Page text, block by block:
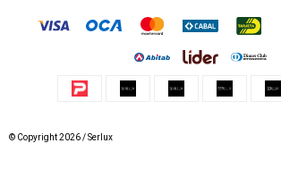
© Copyright 2026 / Serlux